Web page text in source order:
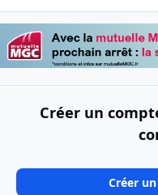
Créer un
Créer